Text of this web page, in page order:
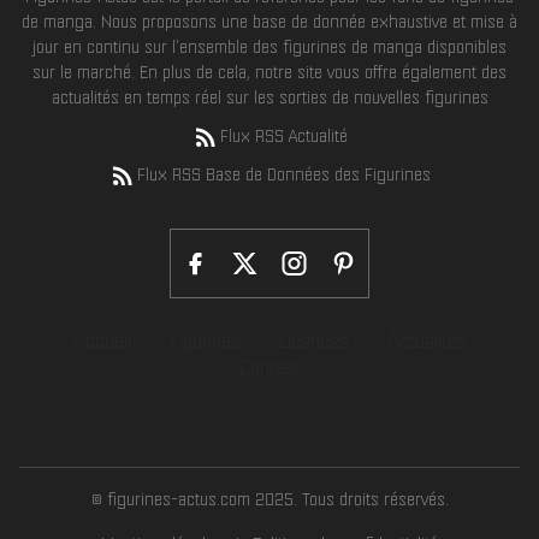
de manga. Nous proposons une base de donnée exhaustive et mise à
jour en continu sur l'ensemble des figurines de manga disponibles
sur le marché. En plus de cela, notre site vous offre également des
actualités en temps réel sur les sorties de nouvelles figurines
Flux RSS Actualité
Flux RSS Base de Données des Figurines
© figurines-actus.com 2025. Tous droits réservés.